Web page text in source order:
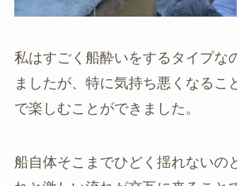
私はすごく船酔いをするタイプな
ましたが、特に気持ち悪くなるこ
で楽しむことができました。
船自体そこまでひどく揺れないの